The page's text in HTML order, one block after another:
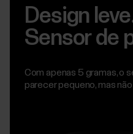
Design
Sensor de
Com apenas 5 gramas, o
parecer pequeno, mas